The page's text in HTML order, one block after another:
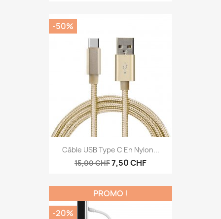
Câble USB Type C En Nylon...
15,00 CHF7,50 CHF
-50%
PROMO !
-20%